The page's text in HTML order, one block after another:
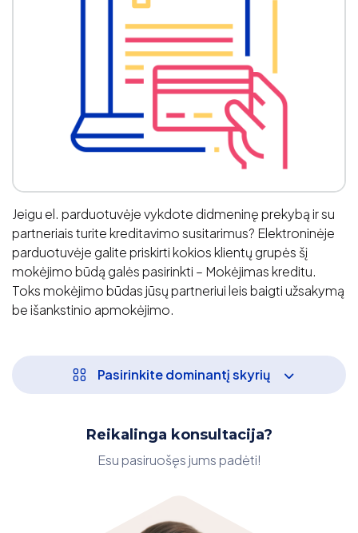
Jeigu el. parduotuvėje vykdote didmeninę prekybą ir su
partneriais turite kreditavimo susitarimus? Elektroninėje
parduotuvėje galite priskirti kokios klientų grupės šį
mokėjimo būdą galės pasirinkti – Mokėjimas kreditu.
Toks mokėjimo būdas jūsų partneriui leis baigti užsakymą
be išankstinio apmokėjimo.
Pasirinkite dominantį skyrių
Reikalinga konsultacija?
Esu pasiruošęs jums padėti!